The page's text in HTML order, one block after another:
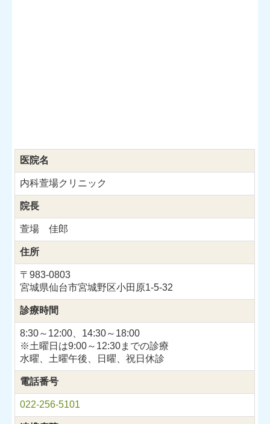
医院名
内科萱場クリニック
院長
萱場 佳郎
住所
〒983-0803
宮城県仙台市宮城野区小田原1-5-32
診療時間
8:30～12:00、 14:30～18:00
※土曜日は9:00～12:30までの診療
水曜、土曜午後、日曜、祝日休診
電話番号
022-256-5101